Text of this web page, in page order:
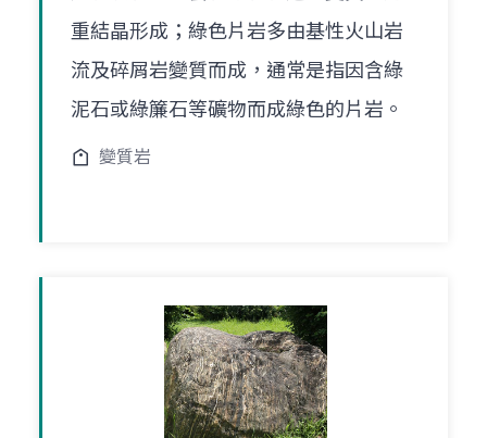
重結晶形成；綠色片岩多由基性火山岩
流及碎屑岩變質而成，通常是指因含綠
泥石或綠簾石等礦物而成綠色的片岩。
變質岩